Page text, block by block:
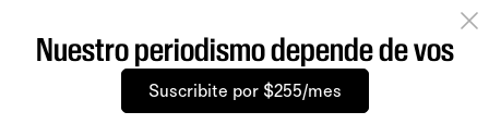
Nuestro periodismo depende de vos
Suscribite por $255/mes